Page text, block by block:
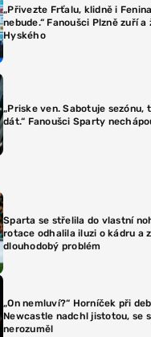
„Přivezte Frťalu, klidně i
nebude.“ Fanoušci Plzně zuří
Hyského
„Priske ven. Sabotuje sezónu,
dát.“ Fanoušci Sparty
Sparta se střelila do vlastní
rotace odhalila iluzi o kádru a
dlouhodobý problém
„On nemluví?“ Horníček při
Newcastle nadchl jistotou, se
nerozuměl